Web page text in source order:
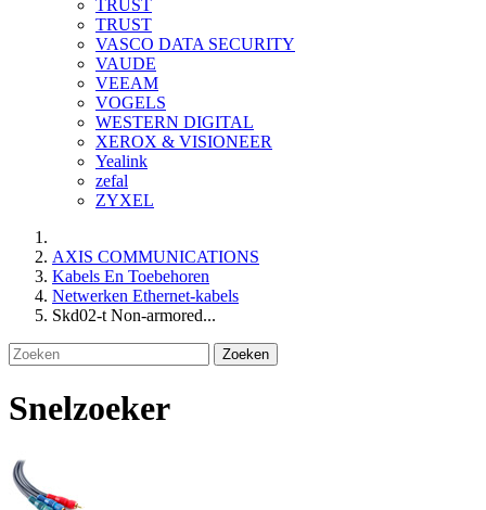
TRUST
TRUST
VASCO DATA SECURITY
VAUDE
VEEAM
VOGELS
WESTERN DIGITAL
XEROX & VISIONEER
Yealink
zefal
ZYXEL
AXIS COMMUNICATIONS
Kabels En Toebehoren
Netwerken Ethernet-kabels
Skd02-t Non-armored...
Zoeken
Snelzoeker